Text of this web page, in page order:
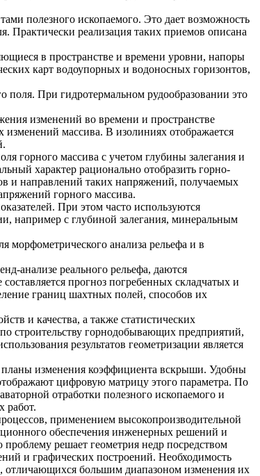
полезного ископаемого. Это дает возможность
Практически реализация таких приемов описана
в пространстве и времени уровни, напоры
карт водоупорных и водоносных горизонтов,
поля. При гидротермальном рудообразовании это
изменений во времени и пространстве
массива. В изолиниях отображается
горного массива с учетом глубины залегания и
характер рационально отобразить горно-
и направлений таких напряжений, получаемых
горного массива.
При этом часто используются
например с глубиной залегания, минеральным
морфометрического анализа рельефа и в
анализе реального рельефа, даются
прогноз погребенных складчатых и
границ шахтных полей, способов их
и качества, а также статистических
строительству горнодобывающих предприятий,
результатов геометризации является
изменения коэффициента вскрыши. Удобны
цифровую матрицу этого параметра. По
отработки полезного ископаемого и
работ.
применением высокопроизводительной
обеспечения инженерных решений и
решает геометрия недр посредством
и графических построений. Необходимость
отличающихся большим диапазоном изменения их